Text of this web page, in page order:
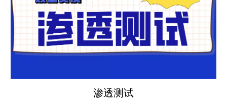
渗透测试